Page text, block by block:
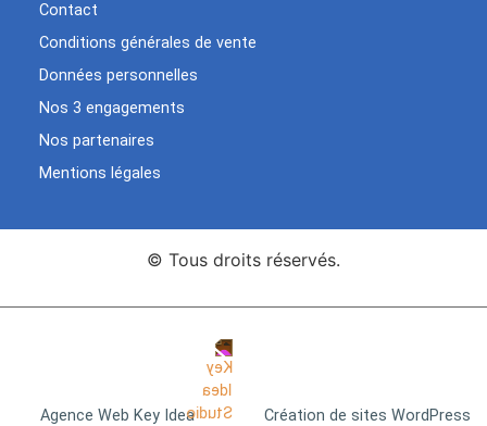
Contact
Conditions générales de vente
Données personnelles
Nos 3 engagements
Nos partenaires
Mentions légales
© Tous droits réservés.
Agence Web Key Idea
Création de sites WordPress